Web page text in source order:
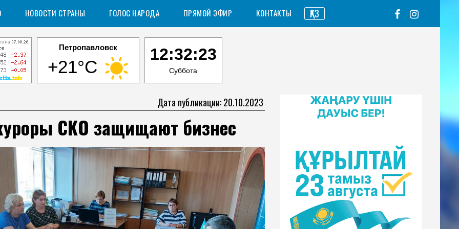
НОВОСТИ СТРАНЫ ГОЛОС НАРОДА ПРЯМОЙ ЭФИР КОНТАКТЫ ҚАЗ
Петропавловск
+21°C
12:32:24
Суббота
Дата публикации: 20.10.2023
СКО защищают бизнес